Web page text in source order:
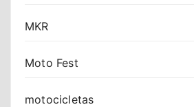
MKR
Moto Fest
motocicletas